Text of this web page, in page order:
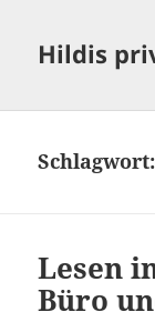
Hildis
Lesen
Büro